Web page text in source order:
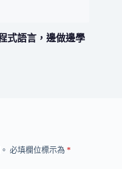
式語言，邊做邊學
必填欄位標示為 *